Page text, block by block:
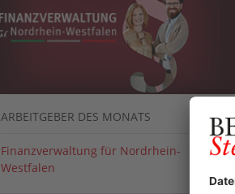
ARBEITGEBER DES MONATS
Finanzverwaltung für Nordrhein-
Westfalen